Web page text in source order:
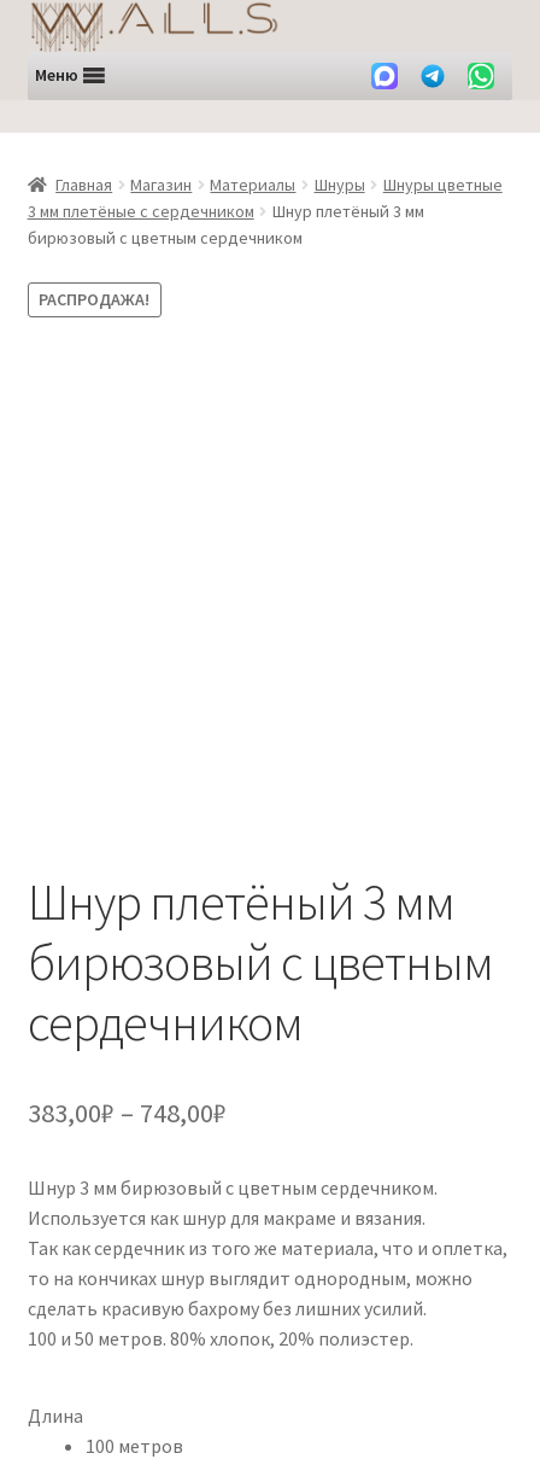
Перейти
к
навигации
Перейти
к
содержимому
Меню
Главная Магазин Материалы Шнуры
Шнуры цветные
3 мм плетёные с сердечником
Шнур плетёный 3 мм
бирюзовый с цветным сердечником
РАСПРОДАЖА!
Шнур плетёный 3 мм
бирюзовый с цветным
сердечником
383,00₽ – 748,00₽Диапазон
383,00₽
–
748,00₽
Шнур 3 мм бирюзовый с цветным сердечником.
Используется как шнур для макраме и вязания.
Так как сердечник из того же материала, что и оплетка,
то на кончиках шнур выглядит однородным, можно
сделать красивую бахрому без лишних усилий.
100 и 50 метров. 80% хлопок, 20% полиэстер.
Длина
100 метров